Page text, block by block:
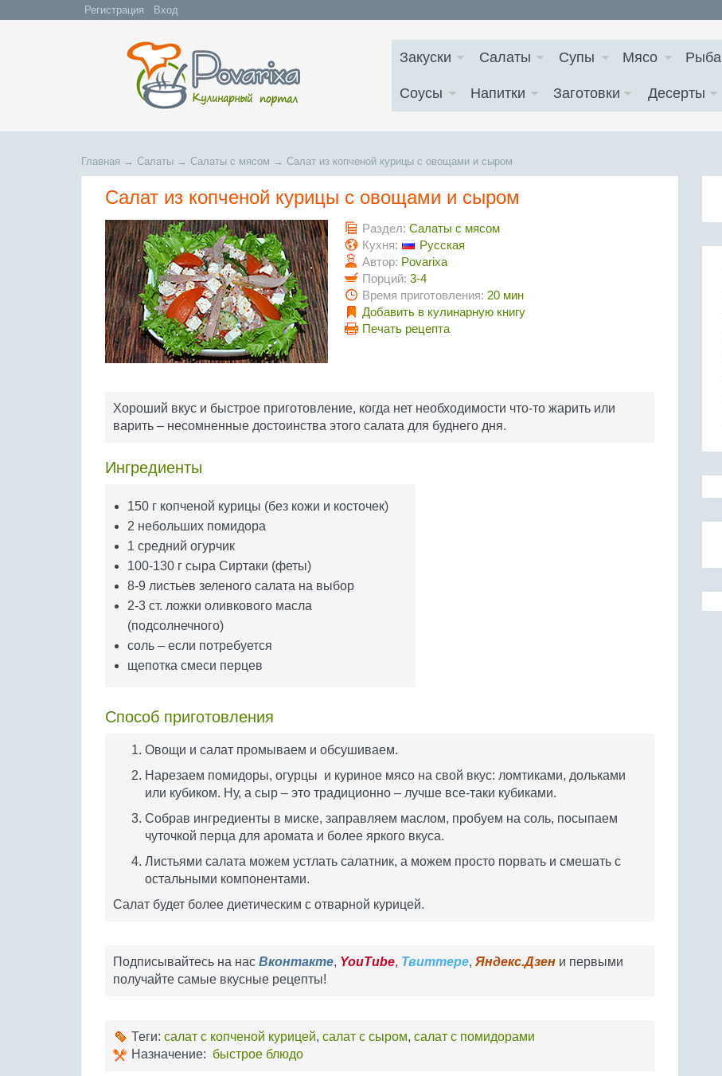
Регистрация Вход
Закуски Салаты Супы Мясо Рыба
Соусы Напитки Заготовки Десерты
Главная → Салаты → Салаты с мясом → Салат из копченой курицы с овощами и сыром
Салат из копченой курицы с овощами и сыром
Раздел: Салаты с мясом
Кухня:
Русская
Автор: Povarixa
Порций: 3-4
Время приготовления: 20 мин
Добавить в кулинарную книгу
Печать рецепта
Хороший вкус и быстрое приготовление, когда нет необходимости что-то жарить или
варить – несомненные достоинства этого салата для буднего дня.
Ингредиенты
150 г копченой курицы (без кожи и косточек)
2 небольших помидора
1 средний огурчик
100-130 г сыра Сиртаки (феты)
8-9 листьев зеленого салата на выбор
2-3 ст. ложки оливкового масла
(подсолнечного)
соль – если потребуется
щепотка смеси перцев
Способ приготовления
Овощи и салат промываем и обсушиваем.
Нарезаем помидоры, огурцы и куриное мясо на свой вкус: ломтиками, дольками
или кубиком. Ну, а сыр – это традиционно – лучше все-таки кубиками.
Собрав ингредиенты в миске, заправляем маслом, пробуем на соль, посыпаем
чуточкой перца для аромата и более яркого вкуса.
Листьями салата можем устлать салатник, а можем просто порвать и смешать с
остальными компонентами.
Салат будет более диетическим с отварной курицей.
Подписывайтесь на нас Вконтакте, YouTube, Твиттере, Яндекс.Дзен и первыми
получайте самые вкусные рецепты!
Теги: салат с копченой курицей, салат с сыром, салат с помидорами
Назначение: быстрое блюдо